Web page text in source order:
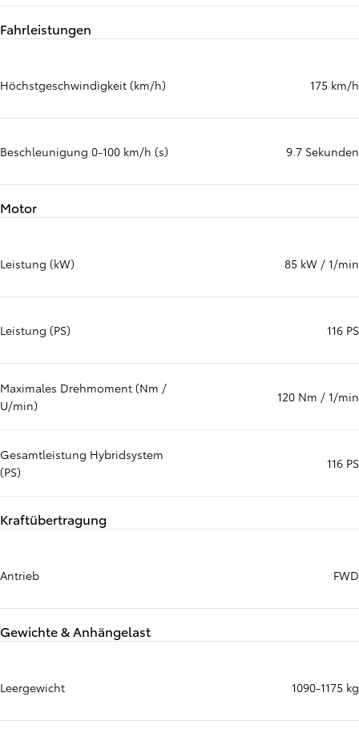
Fahrleistungen
Höchstgeschwindigkeit (km/h) 175 km/h
Beschleunigung 0-100 km/h (s) 9.7 Sekunden
Motor
Leistung (kW) 85 kW / 1/min
Leistung (PS) 116 PS
Maximales Drehmoment (Nm /
U/min)
120 Nm / 1/min
Gesamtleistung Hybridsystem
(PS)
116 PS
Kraftübertragung
Antrieb FWD
Gewichte & Anhängelast
Leergewicht 1090-1175 kg